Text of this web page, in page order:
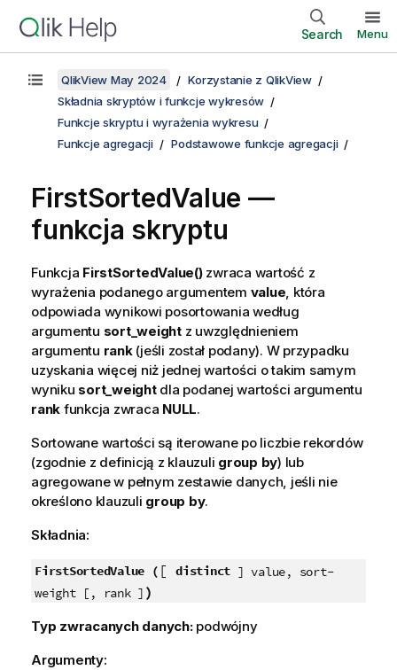
Search Menu
QlikView May 2024
Korzystanie z QlikView
Składnia skryptów i funkcje wykresów
Funkcje skryptu i wyrażenia wykresu
Funkcje agregacji
Podstawowe funkcje agregacji
FirstSortedValue —
funkcja skryptu
Funkcja FirstSortedValue()zwraca wartość z
wyrażenia podanego argumentem value, która
odpowiada wynikowi posortowania według
argumentu sort_weightz uwzględnieniem
argumentu rank(jeśli został podany). W przypadku
uzyskania więcej niż jednej wartości o takim samym
wyniku sort_weightdla podanej wartości argumentu
rank funkcja zwraca NULL.
Sortowane wartości są iterowane po liczbie rekordów
(zgodnie z definicją z klauzuli group by) lub
agregowane w pełnym zestawie danych, jeśli nie
określono klauzuli group by.
Składnia:
FirstSortedValue ( [ distinct ] value, sort-
weight [, rank ] )
Typ zwracanych danych: podwójny
Argumenty: